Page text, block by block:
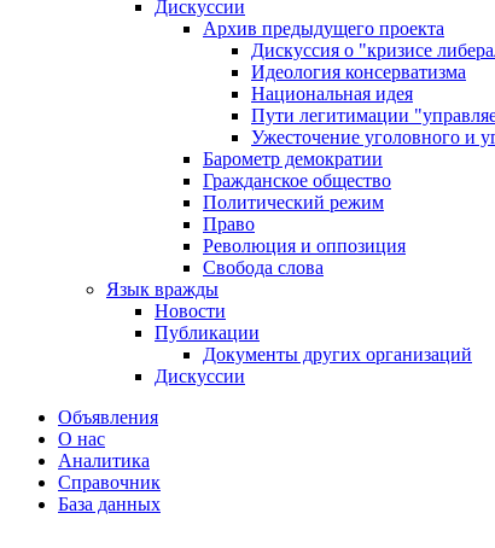
Дискуссии
Архив предыдущего проекта
Дискуссия о "кризисе
Идеология консерватизма
Национальная идея
Пути легитимации
Ужесточение уголовного и
Барометр демократии
Гражданское общество
Политический режим
Право
Революция и оппозиция
Свобода слова
Язык вражды
Новости
Публикации
Документы других организаций
Дискуссии
Объявления
О нас
Аналитика
Справочник
База данных